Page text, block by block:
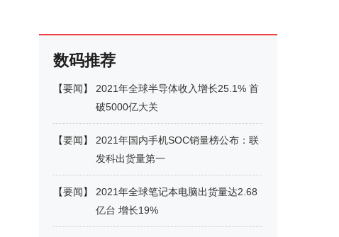
数码推荐
【要闻】
2021年全球半导体收入增长25.1% 首
破5000亿大关
【要闻】
2021年国内手机SOC销量榜公布：联
发科出货量第一
【要闻】
2021年全球笔记本电脑出货量达2.68
亿台 增长19%